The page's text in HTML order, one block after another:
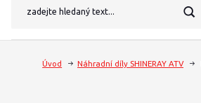
Úvod Náhradní díly SHINERAY ATV